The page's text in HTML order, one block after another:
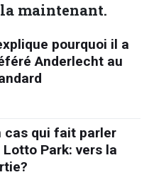
maintenant.
pourquoi il a
Anderlecht au
cas qui fait parler
Lotto Park: vers la